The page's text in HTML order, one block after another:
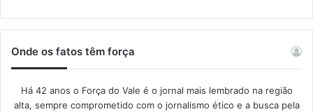
Onde os fatos têm força
Há 42 anos o Força do Vale é o jornal mais lembrado na região
alta, sempre comprometido com o jornalismo ético e a busca pela